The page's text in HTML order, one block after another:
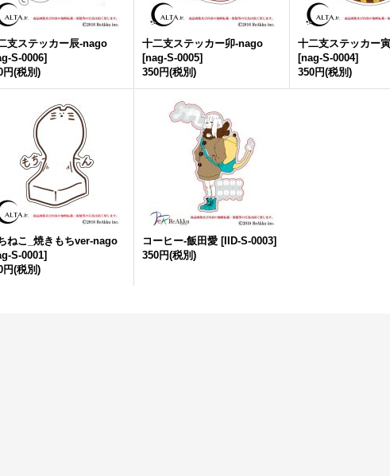
支ステッカー辰-nago
S-0006]
円(税別)
十二支ステッカー卯-nago
[nag-S-0005]
350円(税別)
十二支ステッカー
[nag-S-0004]
350円(税別)
ねこ_焼きもちver-nago
S-0001]
円(税別)
コーヒー-飯田愛 [IID-S-0003]
350円(税別)